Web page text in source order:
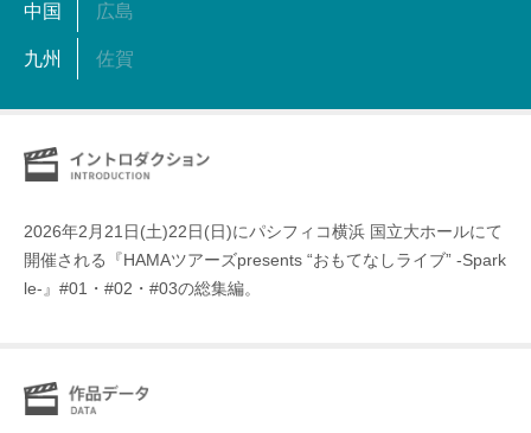
中国 広島
九州 佐賀
2026年2月21日(土)22日(日)にパシフィコ横浜 国立大ホールにて
開催される『HAMAツアーズpresents “おもてなしライブ” -Spark
le-』#01・#02・#03の総集編。